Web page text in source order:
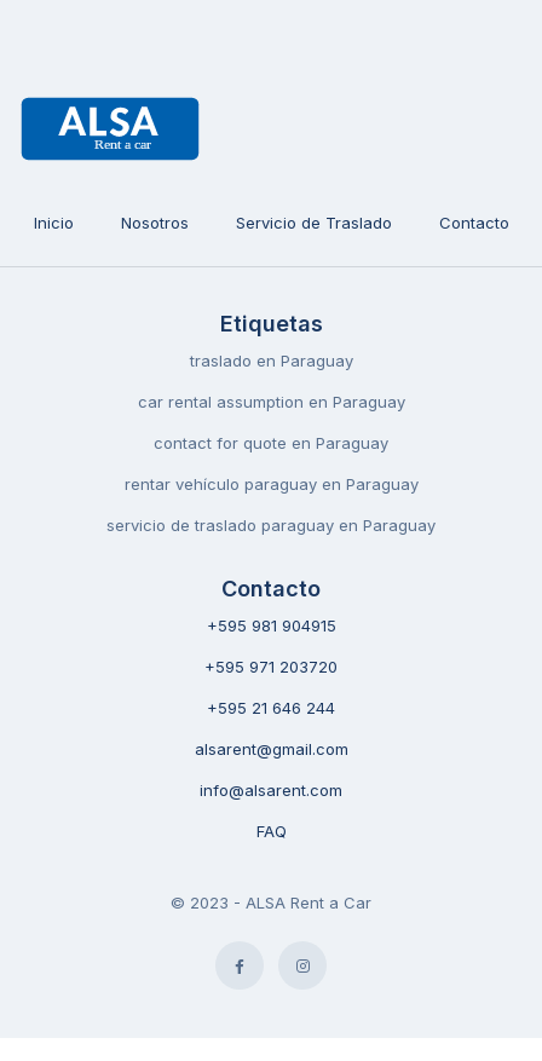
Inicio Nosotros Servicio de Traslado Contacto
Etiquetas
traslado en Paraguay
car rental assumption en Paraguay
contact for quote en Paraguay
rentar vehículo paraguay en Paraguay
servicio de traslado paraguay en Paraguay
Contacto
+595 981 904915
+595 971 203720
+595 21 646 244
alsarent@gmail.com
info@alsarent.com
FAQ
© 2023 - ALSA Rent a Car